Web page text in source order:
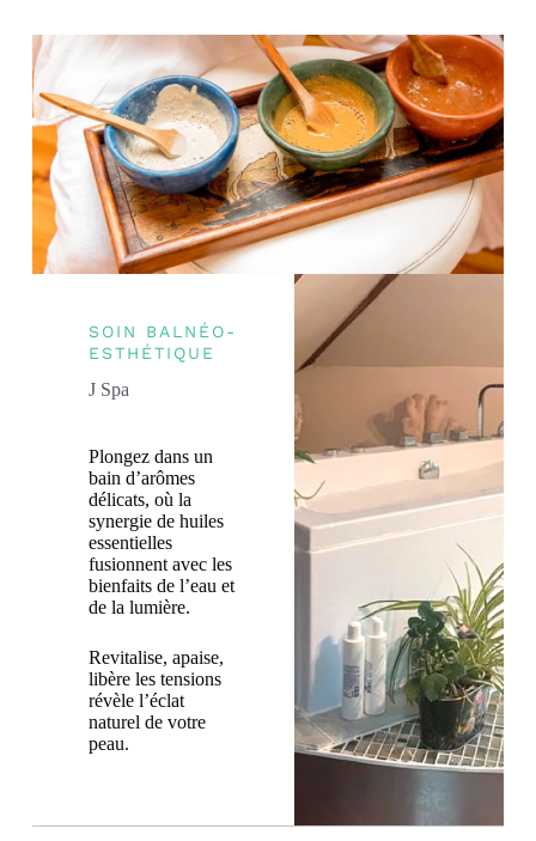
SOIN BALNÉO-
ESTHÉTIQUE
J Spa
Plongez dans un
bain d’arômes
délicats, où la
synergie de huiles
essentielles
fusionnent avec les
bienfaits de l’eau et
de la lumière.
Revitalise, apaise,
libère les tensions
révèle l’éclat
naturel de votre
peau.